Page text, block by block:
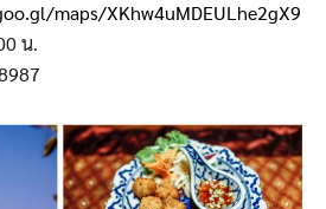
maps/XKhw4uMDEULhe2gX9
น.